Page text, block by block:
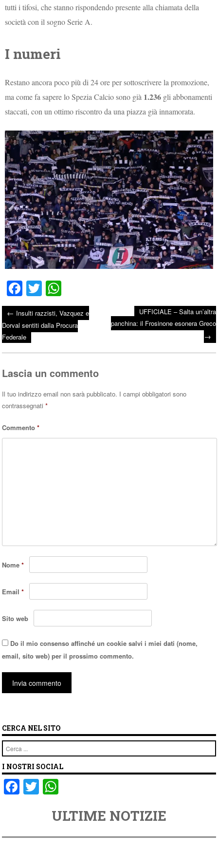
tutti i tifosi, che stanno rispondendo presente alla chiamata della
società con il sogno Serie A.
I numeri
Restano ancora poco più di 24 ore per sottoscrivere la promozione,
ma come fa sapere lo Spezia Calcio sono già 1.236 gli abbonamenti
staccati, con un ottimo riscontro da una piazza già innamorata.
Fa
ce
bo
ok
T
wi
tte
r
ha
ts
A
pp
Post navigation
← Insulti razzisti, Vazquez e
Dorval sentiti dalla Procura
Federale
UFFICIALE – Salta un’altra
panchina: il Frosinone esonera Greco
→
Lascia un commento
Il tuo indirizzo email non sarà pubblicato. I campi obbligatori sono
contrassegnati*
Commento*
Nome*
Email*
Sito web
Do il mio consenso affinché un cookie salvi i miei dati (nome,
email, sito web) per il prossimo commento.
CERCA NEL SITO
Cerca
I NOSTRI SOCIAL
F
e
T
er
at
s
ULTIME NOTIZIE